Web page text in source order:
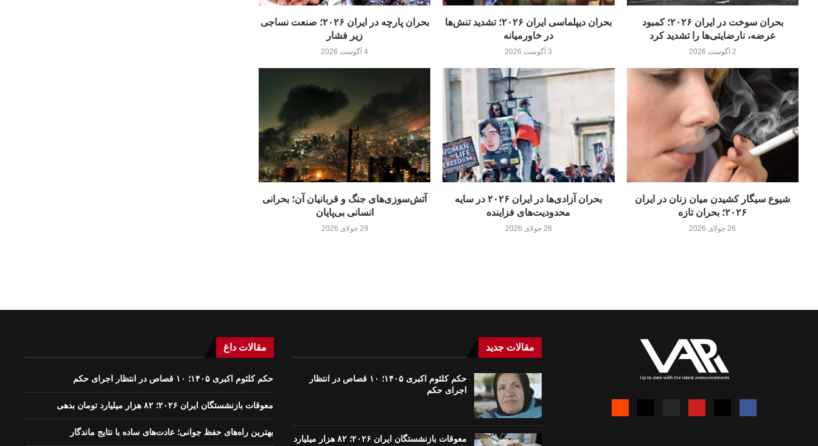
بحران پارچه در ایران ۲۰۲۶؛ صنعت نساجی
زیر فشار
4 آگوست 2026
بحران دیپلماسی ایران ۲۰۲۶؛ تشدید تنش‌ها
در خاورمیانه
3 آگوست 2026
بحران سوخت در ایران ۲۰۲۶؛ کمبود
عرضه، نارضایتی‌ها را تشدید کرد
2 آگوست 2026
آتش‌سوزی‌های جنگ و قربانیان آن؛ بحرانی
انسانی بی‌پایان
29 جولای 2026
بحران آزادی‌ها در ایران ۲۰۲۶ در سایه
محدودیت‌های فزاینده
28 جولای 2026
شیوع سیگار کشیدن میان زنان در ایران
۲۰۲۶؛ بحران تازه
26 جولای 2026
مقالات جدید
حکم کلثوم اکبری ۱۴۰۵؛ ۱۰ قصاص در انتظار
اجرای حکم
معوقات بازنشستگان ایران ۲۰۲۶؛ ۸۲ هزار میلیارد
مقالات داغ
حکم کلثوم اکبری ۱۴۰۵؛ ۱۰ قصاص در انتظار اجرای حکم
معوقات بازنشستگان ایران ۲۰۲۶؛ ۸۲ هزار میلیارد تومان بدهی
بهترین راه‌های حفظ جوانی؛ عادت‌های ساده با نتایج ماندگار